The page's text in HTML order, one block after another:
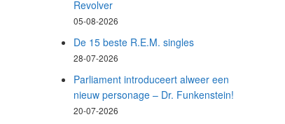
Revolver
05-08-2026
De 15 beste R.E.M. singles
28-07-2026
Parliament introduceert alweer een
nieuw personage – Dr. Funkenstein!
20-07-2026